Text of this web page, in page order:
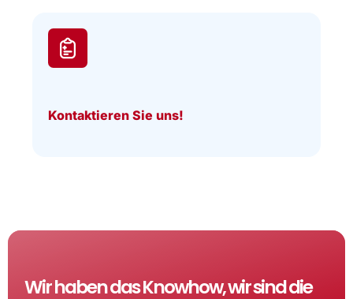
Kontaktieren Sie uns!
Wir haben das Knowhow, wir sind die